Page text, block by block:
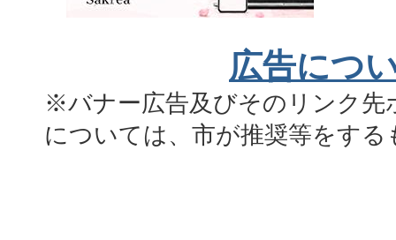
広告につ
※バナー広告及びそのリンク先
については、市が推奨等をす